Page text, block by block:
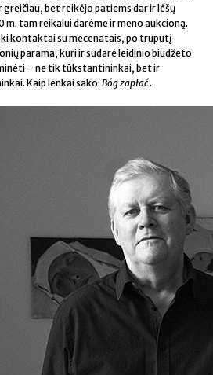
greičiau, bet reikėjo patiems dar ir lėšų
tam reikalui darėme ir meno aukcioną.
kontaktai su mecenatais, po truputį
parama, kuri ir sudarė leidinio biudžeto
– ne tik tūkstantininkai, bet ir
Kaip lenkai sako: Bógzapłać.